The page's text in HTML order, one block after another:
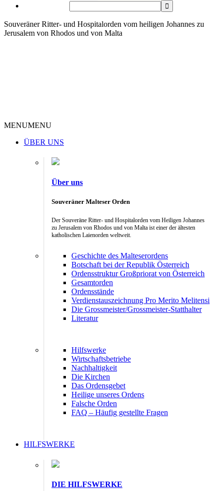
Souveräner Ritter- und Hospitalorden vom heiligen Johannes zu
Jerusalem von Rhodos und von Malta
MENUMENU
ÜBER UNS
Über uns
Souveräner Malteser Orden
Der Souveräne Ritter- und Hospitalorden vom Heiligen Johannes
zu Jerusalem von Rhodos und von Malta ist einer der ältesten
katholischen Laienorden weltweit.
Geschichte des Malteserordens
Botschaft bei der Republik Österreich
Ordensstruktur Großpriorat von Österreich
Gesamtorden
Ordensstände
Verdienstauszeichnung Pro Merito Melitensi
Die Grossmeister/Grossmeister-Statthalter
Literatur
Hilfswerke
Wirtschaftsbetriebe
Nachhaltigkeit
Die Kirchen
Das Ordensgebet
Heilige unseres Ordens
Falsche Orden
FAQ – Häufig gestellte Fragen
HILFSWERKE
DIE HILFSWERKE